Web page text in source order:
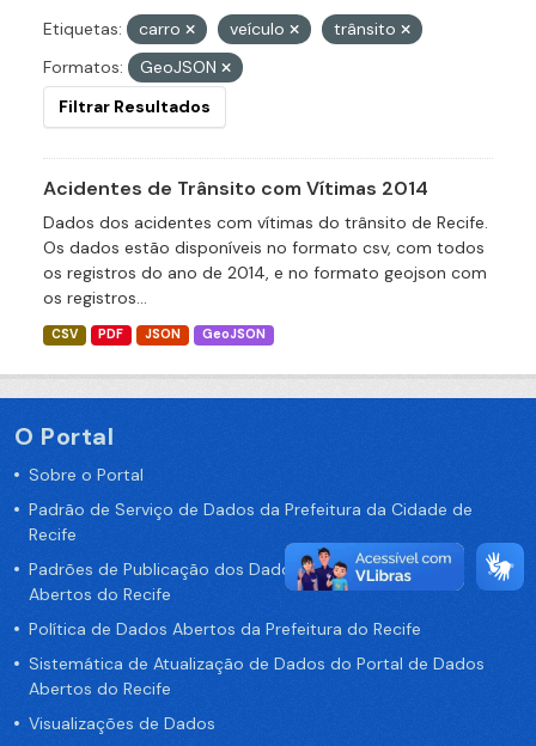
Etiquetas: carro veículo
trânsito
Formatos:
GeoJSON
Filtrar Resultados
Acidentes de Trânsito com Vítimas 2014
Dados dos acidentes com vítimas do trânsito de Recife.
Os dados estão disponíveis no formato csv, com todos
os registros do ano de 2014, e no formato geojson com
os registros...
CSV PDF JSON GeoJSON
O Portal
Sobre o Portal
Padrão de Serviço de Dados da Prefeitura da Cidade de
Recife
Padrões de Publicação dos Dados no Portal de Dados
Abertos do Recife
Política de Dados Abertos da Prefeitura do Recife
Sistemática de Atualização de Dados do Portal de Dados
Abertos do Recife
Visualizações de Dados